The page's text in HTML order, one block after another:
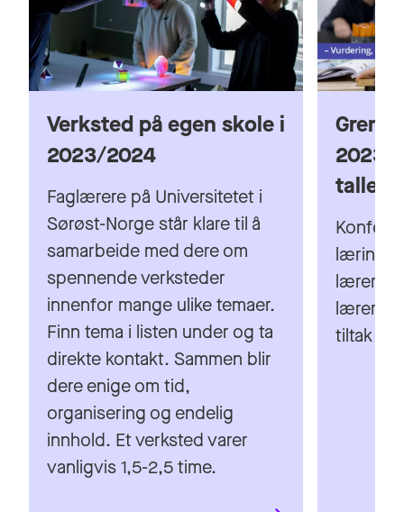
Faglærere på Universitetet i
Sørøst-Norge står klare til å
samarbeide med dere om
spennende verksteder
innenfor mange ulike temaer.
Finn tema i listen under og ta
direkte kontakt. Sammen blir
dere enige om tid,
organisering og endelig
innhold. Et verksted varer
vanligvis 1,5-2,5 time.
tiltak i